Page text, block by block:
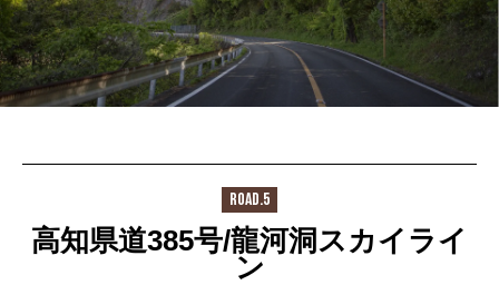
ROAD.5
高知県道385号/龍河洞スカイライ
ン